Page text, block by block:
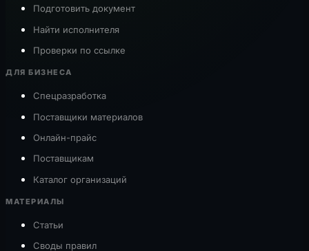
Подготовить документ
Найти исполнителя
Проверки по ссылке
ДЛЯ БИЗНЕСА
Спецразработка
Поставщики материалов
Онлайн-прайс
Поставщикам
Каталог организаций
МАТЕРИАЛЫ
Статьи
Своды правил